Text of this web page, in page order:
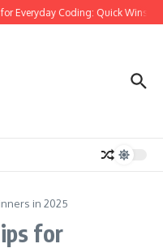
Everyday Coding: Quick Wins for
in 2025
for